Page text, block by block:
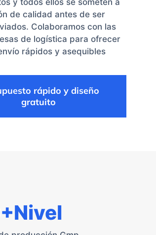
y todos ellos se someten a
de calidad antes de ser
Colaboramos con las
de logística para ofrecer
rápidos y asequibles
rápido y diseño
gratuito
+Nivel